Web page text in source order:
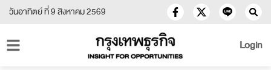
วันอาทิตย์ ที่ 9 สิงหาคม 2569
Login